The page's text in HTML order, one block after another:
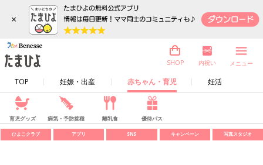
×
TOP 妊娠・出産 赤ちゃん・育児 妊活
SHOP 内祝い メニュー
育児グッズ 病気・予防接種 離乳食 優待パス
ひよこクラブ アプリ SNS キャンペーン 写真スタジオ